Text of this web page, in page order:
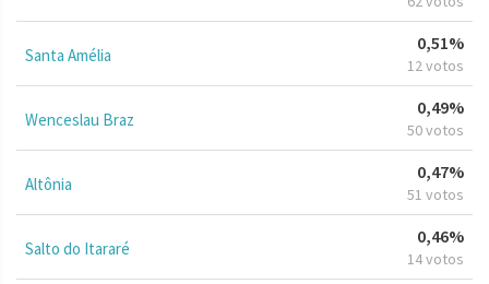
Santa Amélia
0,51%
12 votos
Wenceslau Braz
0,49%
50 votos
Altônia
0,47%
51 votos
Salto do Itararé
0,46%
14 votos